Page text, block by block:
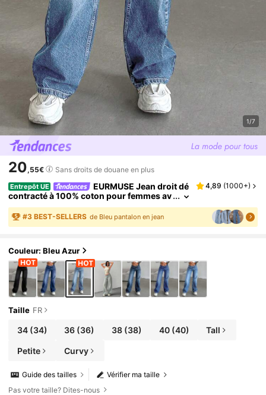
1/7
20,55€ Sans droits de douane en plus
Entrepôt UE
EURMUSE Jean droit dé
contracté à 100% coton pour femmes av
ec poches et coupe ample
4,89 (1000+)
#3 BEST-SELLERS de Bleu pantalon en jean
Couleur: Bleu Azur
Taille FR
34(34) 36 (36) 38(38) 40(40) Tall
Petite Curvy
Vérifier ma taille
Guide des tailles
Pas votre taille? Dites-nous